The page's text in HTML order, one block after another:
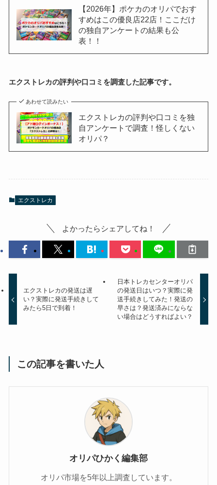
【2026年】ポケカのオリパでおす
すめはこの優良店22店！ここだけ
の独自アンケートの結果も公
表！！
エクストレカの評判や口コミを調査した記事です。
あわせて読みたい
エクストレカの評判や口コミを独
自アンケートで調査！怪しくない
オリパ？
エクストレカ
よかったらシェアしてね！
エクストレカの発送は遅
い？実際に発送手続きして
みたら5日で到着！
日本トレカセンターオリパ
の発送日はいつ？実際に発
送手続きしてみた！発送の
早さは？発送済みにならな
い場合はどうすればよい？
この記事を書いた人
オリパひかく編集部
オリパ市場を5年以上調査しています。